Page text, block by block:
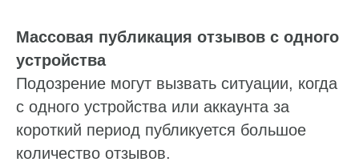
Массовая публикация отзывов с одного
устройства
Подозрение могут вызвать ситуации, когда
с одного устройства или аккаунта за
короткий период публикуется большое
количество отзывов.
Телефон*
+7
Нажимая «Отправить», вы даете согласиена обработку
ваших персональных данныхи подтверждаете, что
ознакомились с
Политикой конфиденциальности
Отправить